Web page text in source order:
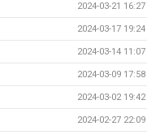
2024-03-21 16:27
2024-03-17 19:24
2024-03-14 11:07
2024-03-09 17:58
2024-03-02 19:42
2024-02-27 22:09